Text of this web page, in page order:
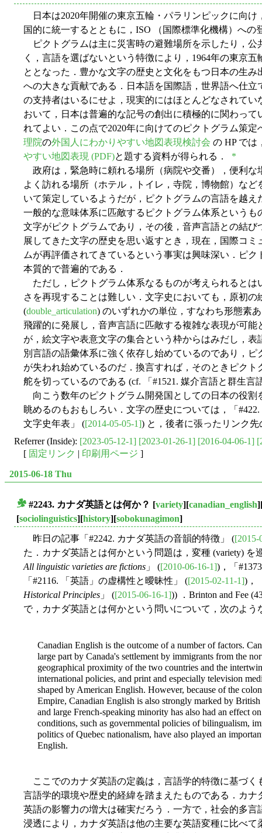
日本は2020年開催の東京五輪・パラリンピックに向け
国的に統一するとともに，ISO （国際標準化機構）へ
ピクトグラムは主に災害時の避難場所を示したり，公
く，言語を選ばないという特徴により，1964年の東京
ととなった．豊かな文字の歴史と文化をもつ日本の生
への大きな貢献である．日本語を国際語，世界語へ仕
の支持者はいるにせよ，現実的にはほとんどなされて
おいて，日本は普遍的な記号の創出に積極的に関わっ
れてよい．この点で2020年に向けてのピクトグラム策
理院の外国人にわかりやすい地図表現検討会 の HP では
やすい地図表現 (PDF)と題する資料が得られる． *
政府は，緊急時に頼れる場所（病院や交番），便利な
よく訪れる場所（ホテル，トイレ，寺院，博物館）な
いて策定しているようだが，ピクトグラムの言語を越
一般的な意味体系に匹敵するピクトグラム体系という
文字がピクトグラムであり，その後，音声言語との結
展してきた文字の歴史を思い返すとき，現在，国際コ
ムが再評価されてきているという事実は興味深い．ピ
本質的で普遍的である．
ただし，ピクトグラム体系なるものが考えられるとは
さを再現することは難しい．文字史においても，原初
(double_articulation) のいずれかの単位，すなわち形態素
飛躍的に発展し，音声言語に匹敵する複雑な表現が可
が，絵文字や表意文字の集合という枠からはみだし，
別言語の語彙体系に強く依存し始めているのであり，
が失われ始めているのだ．換言すれば，そのときピク
舵を切っているのである (cf. 「#1521. 媒介言語と群生言
向こう数年のピクトグラム開発国としての日本の役割
眺めるのもおもしろい．文字の歴史については，「
文字史年表」 ([2014-05-05-1]) と，後者に張ったリンク
Referrer (Inside): [2023-05-12-1] [2023-01-26-1] [2016-04-06-1]
[ 固定リンク 印刷用ページ ]
2015-06-18 Thu
#2243. カナダ英語とは何か？ [variety][canadian_english
[sociolinguistics][history][sobokunagimon]
昨日の記事「#2242. カナダ英語の音韻的特徴」 ([2015-
た．カナダ英語とは何かという問題は，変種 (variety) を
All linguistic varieties are fictions 」 ([2010-06-16-1])，「
「#2116. 「英語」の虚構性と曖昧性」 ([2015-02-11-1])，
Historical Principles 」 ([2015-06-16-1])) ．Brinton and Fee
で，カナダ英語とは何かという問いについて，次のよう
Canadian English is the outcome of a number of factors.
large part by Canada's settlement by immigrants from the
geographical proximity of the two countries and the
international policies, and print and especially television
shaped by American English. However, because of the
Empire, Canadian English is also strongly marked by
and large French-speaking minority has also had an effect
conditions, such as governmental policies of bilingualism,
politics of Quebec nationalism, have also played an
English.
ここでのカナダ英語の定義は，言語学的特徴に基づく
言語学的環境や歴史的経緯を踏まえたものである．カ
英語の影響力の増大は確実だろう．一方で，社会的多
浸透により，カナダ英語は他の主要な英語変種に比べ